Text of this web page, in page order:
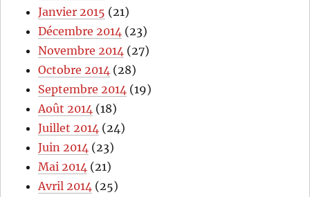
Janvier 2015 (21)
Décembre 2014 (23)
Novembre 2014 (27)
Octobre 2014 (28)
Septembre 2014 (19)
Août 2014 (18)
Juillet 2014 (24)
Juin 2014 (23)
Mai 2014 (21)
Avril 2014 (25)